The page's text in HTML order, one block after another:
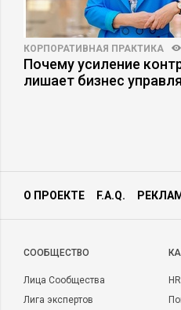
КОРПОРАТИВНАЯ ПРАКТИКА
Почему усиление
лишает бизнес
О ПРОЕКТЕ F.A.Q.
CООБЩЕСТВО
Лица Сообщества
Лига экспертов